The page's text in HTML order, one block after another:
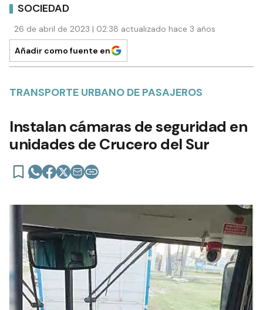
SOCIEDAD
26 de abril de 2023 | 02:38 actualizado hace 3 años
Añadir como fuente en
TRANSPORTE URBANO DE PASAJEROS
Instalan cámaras de seguridad en
unidades de Crucero del Sur